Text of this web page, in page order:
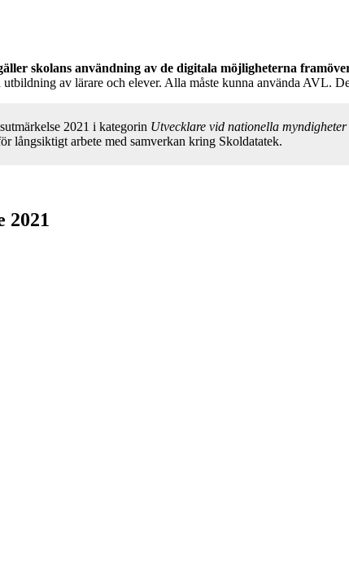
skolans användning av de digitala möjligheterna
av lärare och elever. Alla måste kunna använda AVL.
2021 i kategorin Utvecklare vid nationella
långsiktigt arbete med samverkan kring Skoldatatek.
2021